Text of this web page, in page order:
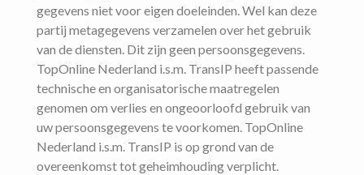
gegevens niet voor eigen doeleinden. Wel kan deze
partij metagegevens verzamelen over het gebruik
van de diensten. Dit zijn geen persoonsgegevens.
TopOnline Nederland i.s.m. TransIP heeft passende
technische en organisatorische maatregelen
genomen om verlies en ongeoorloofd gebruik van
uw persoonsgegevens te voorkomen. TopOnline
Nederland i.s.m. TransIP is op grond van de
overeenkomst tot geheimhouding verplicht.